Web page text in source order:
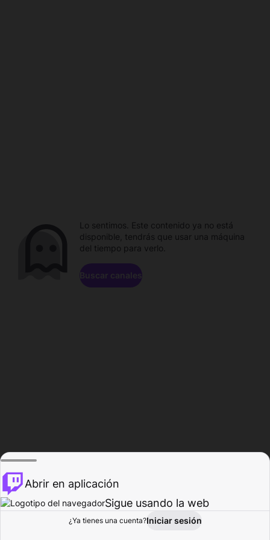
Explorar Actividad
Lo sentimos. Este contenido ya no está
disponible, tendrás que usar una máquina
del tiempo para verlo.
Buscar canales
Abrir en aplicación
Sigue usando la web
¿Ya tienes una cuenta?Iniciar sesión